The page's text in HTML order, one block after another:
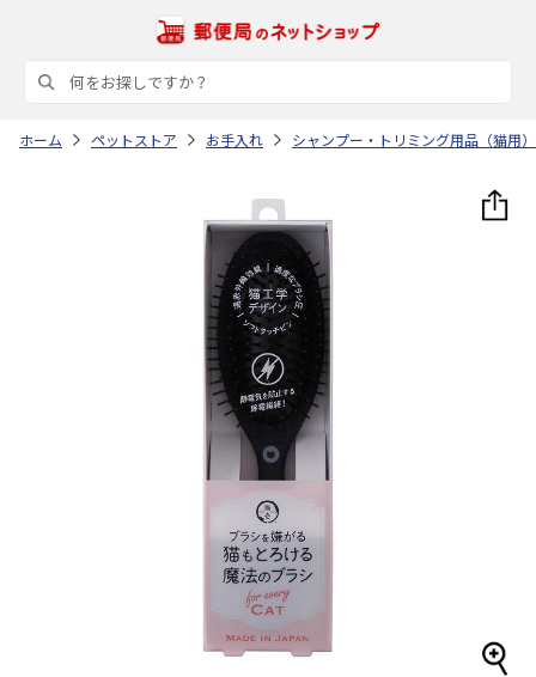
ホーム ペットストア お手入れ シャンプー・トリミング用品（猫用）